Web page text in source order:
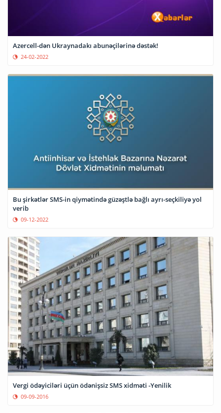
Azercell-dən Ukraynadakı abunəçilərinə dəstək!
24-02-2022
Bu şirkətlər SMS-in qiymətində güzəştlə bağlı ayrı-seçkiliyə yol
verib
09-12-2022
Vergi ödəyiciləri üçün ödənişsiz SMS xidməti -Yenilik
09-09-2016